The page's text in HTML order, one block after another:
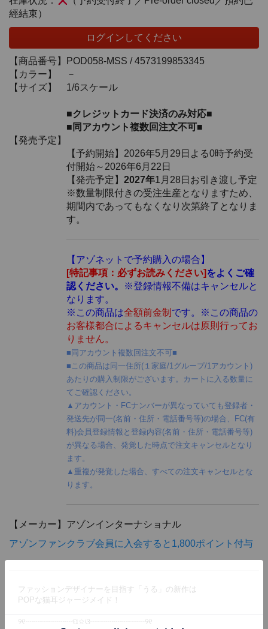
經結束）
ログインしてください
【商品番号】 POD058-MSS /4573199853345
【カラー】
－
【サイズ】
1/6スケール
■クレジットカード決済のみ対応■
■同アカウント複数回注文不可■
【発売予定】
【予約開始】2026年5月29日よる0時予約受
付開始～2026年6月22日
【発売予定】 2027年1月28日お引き渡し予定
※数量制限付きの受注生産となりますため、
期間内であってもなくなり次第終了となりま
す。
【アゾネットで予約購入の場合】
[特記事項：必ずお読みください]をよくご確
認ください。
※登録情報不備はキャンセルと
なります。
※この商品は全額前金制 です。※この商品の
お客様都合によるキャンセルは原則行ってお
りません。
■同アカウント複数回注文不可■
■この商品は同一住所(１家庭/1グループ/1アカウント)
あたりの購入制限がございます。カートに入る数量に
てご確認ください。
▲アカウント・FCナンバーが異なっていても登録者・
発送先が同一(名前・住所・電話番号等)の場合、FC(有
料)会員登録情報と登録内容(名前・住所・電話番号等)
が異なる場合、発覚した時点で注文キャンセルとなり
ます。
▲重複が発覚した場合、すべての注文キャンセルとな
ります。
【メーカー】 アゾンインターナショナル
アゾンファンクラブ会員に入会すると1,800ポイント付与
ファッションデザイナーを目指す「うる」の新作は
POPな猫耳ジャージメイド！
୨୧┈┈┈┈┈┈ପ✩ଓ┈┈┈┈┈┈┈୨୧